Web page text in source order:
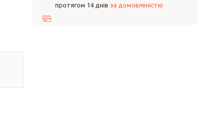
протягом 14 днів за домовленістю